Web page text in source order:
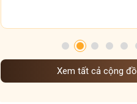
Xem tất cả cộng